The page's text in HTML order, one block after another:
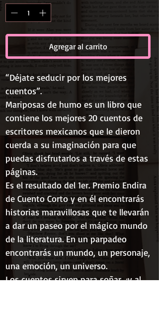
Agregar al carrito
“Déjate seducir por los mejores
cuentos”.
Mariposas de humo es un libro que
contiene los mejores 20 cuentos de
escritores mexicanos que le dieron
cuerda a su imaginación para que
puedas disfrutarlos a través de estas
páginas.
Es el resultado del 1er. Premio Endira
de Cuento Corto y en él encontrarás
historias maravillosas que te llevarán
a dar un paseo por el mágico mundo
de la literatura. En un parpadeo
encontrarás un mundo, un personaje,
una emoción, un universo.
Los cuentos sirven para soñar, ¡y al